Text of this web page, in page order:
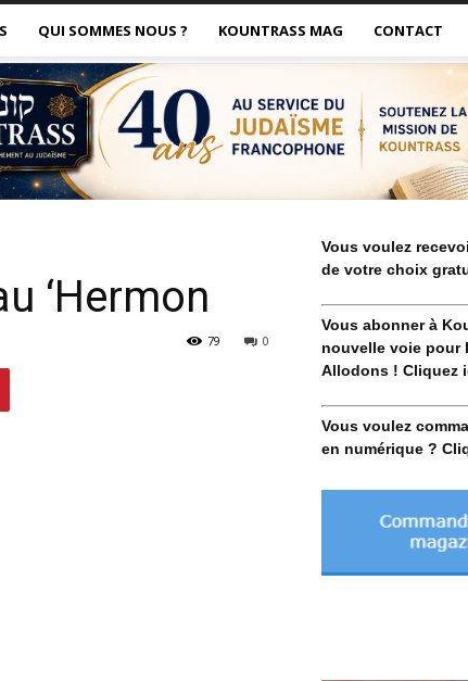
QUI SOMMES NOUS ? KOUNTRASS MAG CONTACT
‘Hermon
0
79
Vous voulez
de votre choix
Vous abonner à
nouvelle voie pour
Allodons ! Cliquez
Vous voulez
en numérique ?